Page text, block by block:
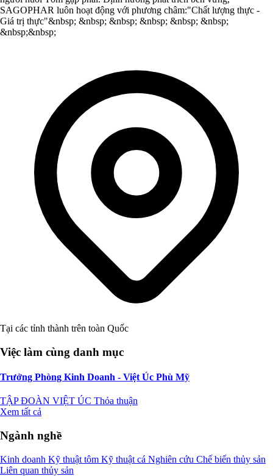
SAGOPHAR luôn hoạt động với phương châm:"Chất lượng thực -
Giá trị thực"&nbsp; &nbsp; &nbsp; &nbsp; &nbsp; &nbsp;
&nbsp;&nbsp;
Tại các tỉnh thành trên toàn Quốc
Việc làm cùng danh mục
Trưởng Phòng Kinh Doanh - Việt Úc Phù Mỹ
TẬP ĐOÀN VIỆT ÚC Thỏa thuận
Xem tất cả
Ngành nghề
Kinh doanh Kỹ thuật tôm Kỹ thuật cá Nghiên cứu Chế biến thủy sản
Liên quan thủy sản